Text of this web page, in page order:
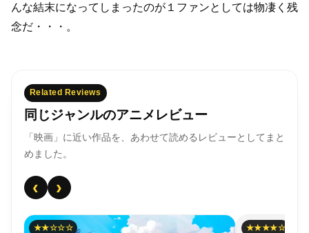
んな結末になってしまったのが １ファンとしては物凄く残
念だ・・・。
Related Reviews
同じジャンルのアニメレビュー
「映画」に近い作品を、あわせて読めるレビューとしてまと
めました。
‹ ›
★★☆☆☆ ★★★★☆